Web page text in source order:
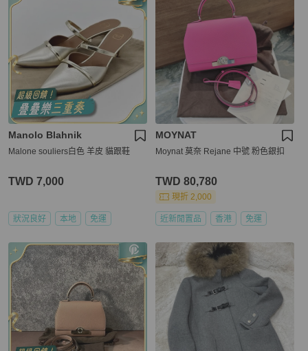
Manolo Blahnik
Malone souliers白色 羊皮 貓跟鞋
TWD 7,000
狀況良好 本地 免運
MOYNAT
Moynat 莫奈 Rejane 中號 粉色銀扣
TWD 80,780
現折 2,000
近新閒置品 香港 免運